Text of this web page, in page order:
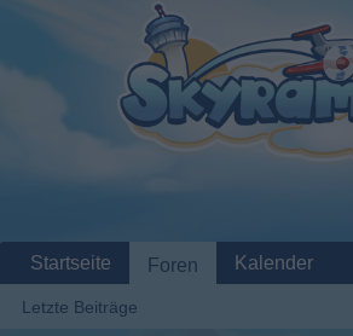
Startseite Foren
Letzte Beiträge
Kalender